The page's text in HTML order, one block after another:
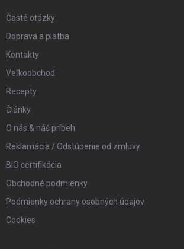
Časté otázky
Doprava a platba
Kontakty
Veľkoobchod
Recepty
Články
O nás & náš príbeh
Reklamácia / Odstúpenie od zmluvy
BIO certifikácia
Obchodné podmienky
Podmienky ochrany osobných údajov
Cookies